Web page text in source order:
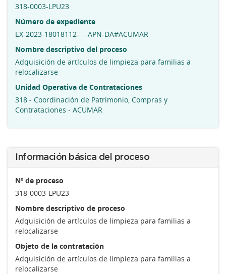
318-0003-LPU23
Número de expediente
EX-2023-18018112- -APN-DA#ACUMAR
Nombre descriptivo del proceso
Adquisición de artículos de limpieza para familias a
relocalizarse
Unidad Operativa de Contrataciones
318 - Coordinación de Patrimonio, Compras y
Contrataciones - ACUMAR
Información básica del proceso
Nº de proceso
318-0003-LPU23
Nombre descriptivo de proceso
Adquisición de artículos de limpieza para familias a
relocalizarse
Objeto de la contratación
Adquisición de artículos de limpieza para familias a
relocalizarse